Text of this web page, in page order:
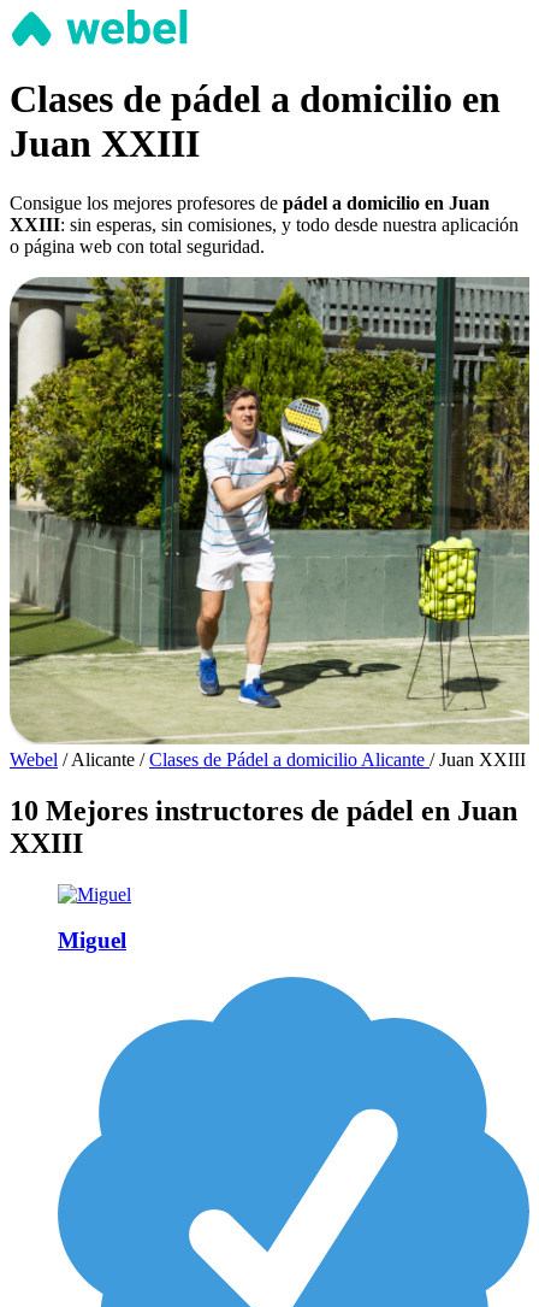
Clases de pádel a domicilio en
Juan XXIII
Consigue los mejores profesores de pádel a domicilio en Juan
XXIII: sin esperas, sin comisiones, y todo desde nuestra aplicación
o página web con total seguridad.
Webel / Alicante / Clases de Pádel a domicilio Alicante / Juan XXIII
10 Mejores instructores de pádel en Juan
XXIII
Miguel